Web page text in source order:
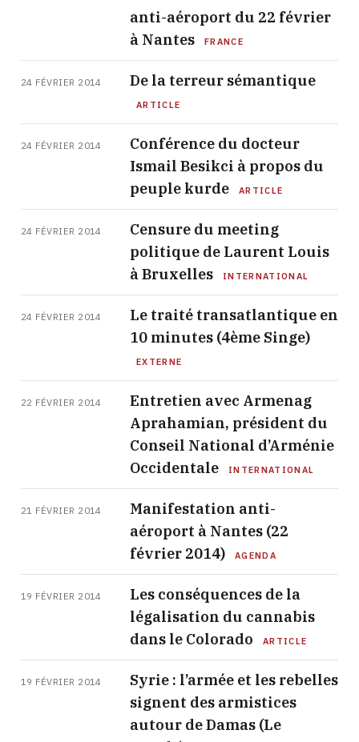
anti-aéroport du 22 février
à Nantes
FRANCE
24 FÉVRIER 2014 De la terreur sémantique
ARTICLE
24 FÉVRIER 2014
Conférence du docteur
Ismail Besikci à propos du
peuple kurde
ARTICLE
24 FÉVRIER 2014
Censure du meeting
politique de Laurent Louis
à Bruxelles
INTERNATIONAL
24 FÉVRIER 2014
Le traité transatlantique en
10 minutes (4ème Singe)
EXTERNE
22 FÉVRIER 2014
Entretien avec Armenag
Aprahamian, président du
Conseil National d’Arménie
Occidentale
INTERNATIONAL
21 FÉVRIER 2014
Manifestation anti-
aéroport à Nantes (22
février 2014)
AGENDA
19 FÉVRIER 2014
Les conséquences de la
légalisation du cannabis
dans le Colorado
ARTICLE
19 FÉVRIER 2014
Syrie : l’armée et les rebelles
signent des armistices
autour de Damas (Le